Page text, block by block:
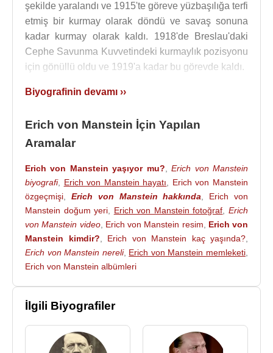
şekilde yaralandı ve 1915'te göreve yüzbaşılığa terfi
etmiş bir kurmay olarak döndü ve savaş sonuna
kadar kurmay olarak kaldı. 1918'de Breslau'daki
Cephe Savunma Kuvvetindeki kurmaylık pozisyonu
için gönüllü oldu ve 1919'a kadar bu görevde kaldı.
Erich von Manstein ,Birinci Dünya Savaşı
Antlaşmasıile 100.000 askerle sınırlandırılan
Weimar Cumhuriyeti
yılında Bölük komutanlığına, 1922 yılında Tabur
komutanlığına atandı. 1927 yılında Binbaşılığa terfi
ederek Genelkurmay'a katıldı ve diğer ülkelerin
ordularını incelemek üzere gezilere katıldı. Nazi
Partisi 1933 yılında iktidara gelerek Weimar
dönemine son verdi. Amaçlarından biri deVersay
Antlaşması'nı yok sayarak geniş çaplı bir
Erich von Manstein
Alman Yüksek Komutasının bir parçası olarak
Genelkurmay Harekât Dairesi Başkanlığına
getirildi. Bu dönemde, Sturmgeschützlerin (kısaca:
Biyografinin devamı ››
Erich von Manstein İçin Yapılan
Aramalar
Erich von Manstein yaşıyor mu? ,Erich von Manstein
biyografi, Erich von Manstein hayatı
Erich von Manstein
özgeçmişi
Erich von Manstein hakkında
Erich von
Manstein doğum yeri
Erich von Manstein fotoğraf ,Erich
von Manstein video, Erich von Manstein resim
Erich von
Manstein kimdir?
Erich von Manstein kaç yaşında?
Erich von Manstein nereli, Erich von Manstein memleketi
Erich von Manstein albümleri
İlgili Biyografiler